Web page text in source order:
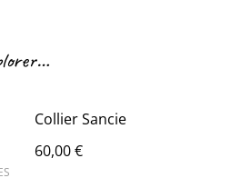
Collier Sancie
60,00 €